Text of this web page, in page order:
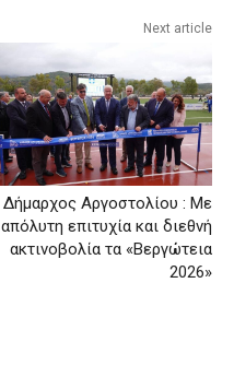
Next article
Δήμαρχος Αργοστολίου : Με
απόλυτη επιτυχία και διεθνή
ακτινοβολία τα «Βεργώτεια
2026»